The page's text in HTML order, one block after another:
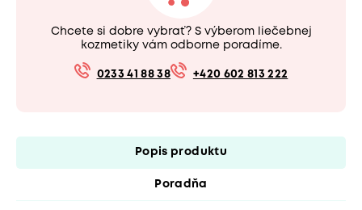
Chcete si dobre vybrať? S výberom liečebnej
kozmetiky vám odborne poradíme.
0233 41 88 38 +420 602 813 222
Popis produktu
Poradňa